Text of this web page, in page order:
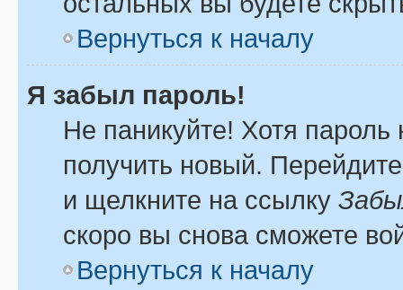
Вернуться к началу
Я забыл пароль!
Не паникуйте! Хотя пароль
получить новый.
и щелкните на ссылку
скоро вы снова сможете
Вернуться к началу